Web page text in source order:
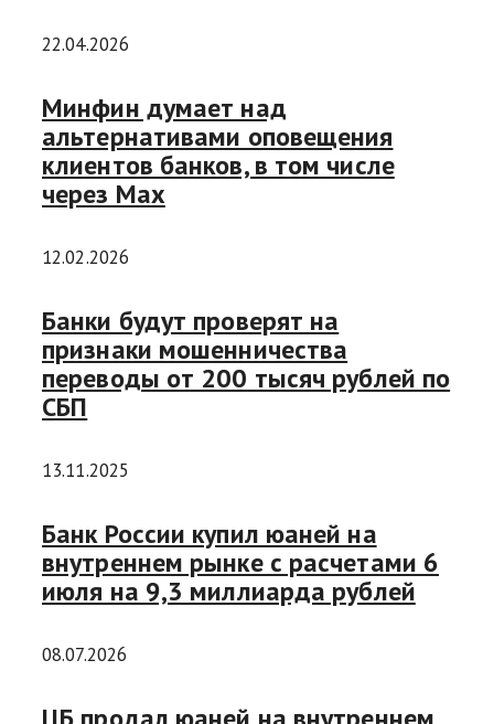
22.04.2026
Минфин думает над
альтернативами оповещения
клиентов банков, в том числе
через Max
12.02.2026
Банки будут проверят на
признаки мошенничества
переводы от 200 тысяч рублей по
СБП
13.11.2025
Банк России купил юаней на
внутреннем рынке с расчетами 6
июля на 9,3 миллиарда рублей
08.07.2026